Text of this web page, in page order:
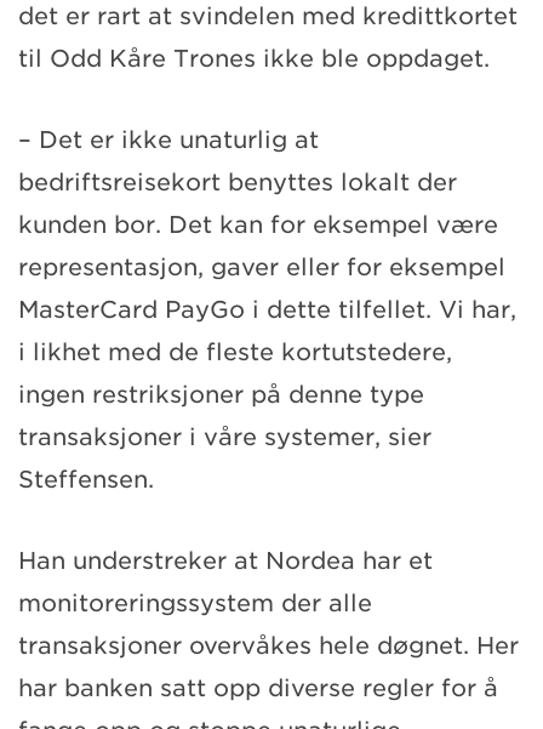
det er rart at svindelen med kredittkortet
til Odd Kåre Trones ikke ble oppdaget.
– Det er ikke unaturlig at
bedriftsreisekort benyttes lokalt der
kunden bor. Det kan for eksempel være
representasjon, gaver eller for eksempel
MasterCard PayGo i dette tilfellet. Vi har,
i likhet med de fleste kortutstedere,
ingen restriksjoner på denne type
transaksjoner i våre systemer, sier
Steffensen.
Han understreker at Nordea har et
monitoreringssystem der alle
transaksjoner overvåkes hele døgnet. Her
har banken satt opp diverse regler for å